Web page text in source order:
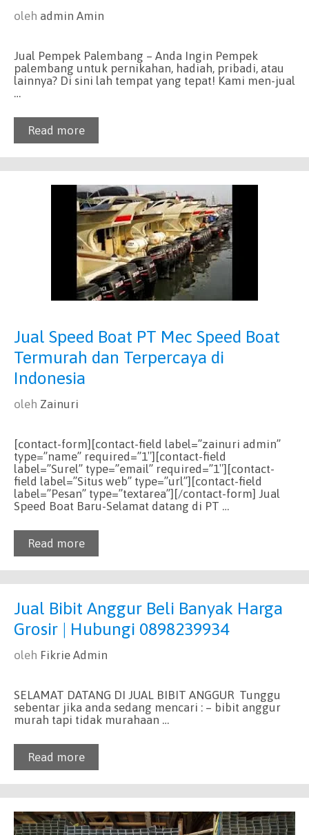
oleh admin Amin
Jual Pempek Palembang – Anda Ingin Pempek
palembang untuk pernikahan, hadiah, pribadi, atau
lainnya? Di sini lah tempat yang tepat! Kami men-jual
…
Read more
Jual Speed Boat PT Mec Speed Boat
Termurah dan Terpercaya di
Indonesia
oleh Zainuri
[contact-form][contact-field label=”zainuri admin”
type=”name” required=”1″][contact-field
label=”Surel” type=”email” required=”1″][contact-
field label=”Situs web” type=”url”][contact-field
label=”Pesan” type=”textarea”][/contact-form] Jual
Speed Boat Baru-Selamat datang di PT …
Read more
Jual Bibit Anggur Beli Banyak Harga
Grosir | Hubungi 0898239934
oleh Fikrie Admin
SELAMAT DATANG DI JUAL BIBIT ANGGUR Tunggu
sebentar jika anda sedang mencari : – bibit anggur
murah tapi tidak murahaan …
Read more